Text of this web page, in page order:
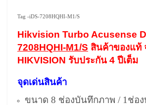
Tag -iDS-7208HQHI-M1/S
Hikvision Turbo Acusense
7208HQHI-M1/S สินค้าของแท้
HIKVISION รับประกัน 4 ปีเต็ม
จุดเด่นสินค้า
ขนาด 8 ช่องบันทึกภาพ / 1ช่อง